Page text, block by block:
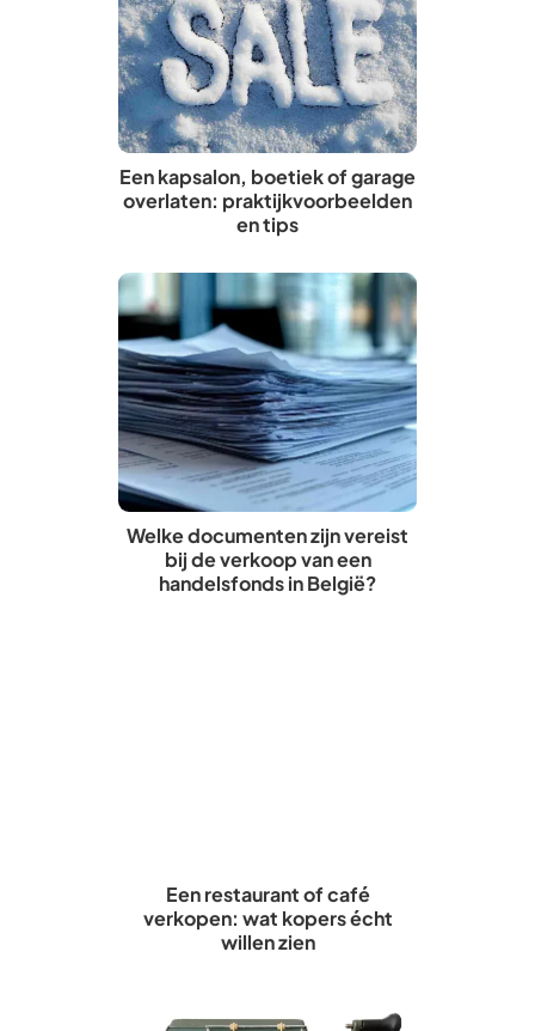
Een kapsalon, boetiek of garage
overlaten: praktijkvoorbeelden
en tips
Welke documenten zijn vereist
bij de verkoop van een
handelsfonds in België?
Een restaurant of café
verkopen: wat kopers écht
willen zien